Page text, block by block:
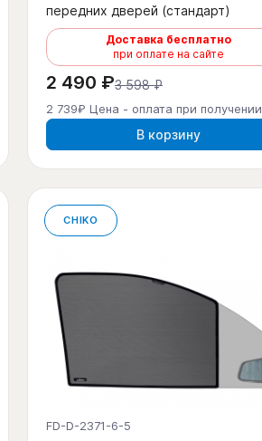
передних дверей (стандарт)
Доставка бесплатно
при оплате на сайте
2 490 ₽3 598 ₽
2 739₽ Цена - оплата при получении
В корзину
CHIKO
FD-D-2371-6-5